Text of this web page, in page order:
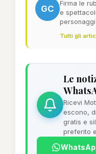
GC
Firma le
e
Tutti gli
Le
Ricevi
escono,
gratis e
preferito